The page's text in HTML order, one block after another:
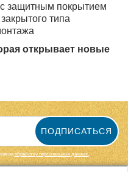
защитным покрытием
типа
открывает новые
ПОДПИСАТЬСЯ
наобработку персональных данных.